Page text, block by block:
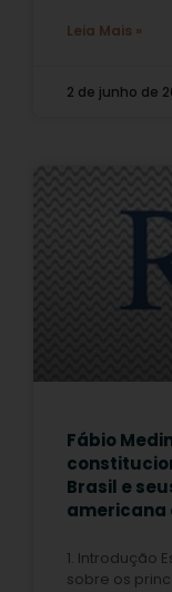
Leia Mais »
2 de junho de
Fábio
Brasil e
americana
1. Introdução
sobre os